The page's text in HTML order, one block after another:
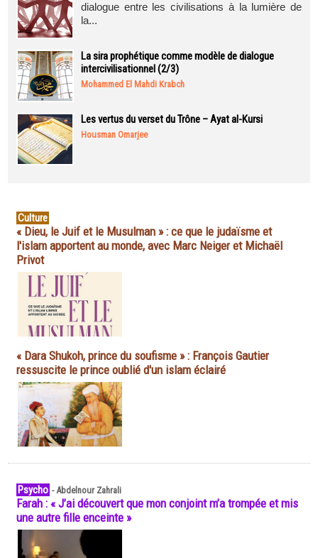
dialogue entre les civilisations à la lumière de
la...
La sira prophétique comme modèle de dialogue
intercivilisationnel (2/3)
Mohammed El Mahdi Krabch
Les vertus du verset du Trône – Ayat al-Kursi
Housman Omarjee
Culture
« Dieu, le Juif et le Musulman » : ce que le judaïsme et
l'islam apportent au monde, avec Marc Neiger et Michaël
Privot
« Dara Shukoh, prince du soufisme » : François Gautier
ressuscite le prince oublié d'un islam éclairé
Psycho -Abdelnour Zahrali
Farah : « J’ai découvert que mon conjoint m’a trompée et mis
une autre fille enceinte »